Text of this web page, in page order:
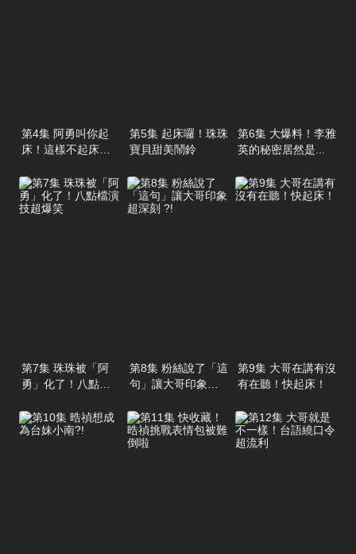
第4集 阿勇叫你起
床！這樣不起床也
第5集 起床囉！珠珠
寶貝甜美鬧鈴
第6集 大爆料！李雅
英的秘密居然是...
第7集 珠珠被「阿
勇」化了！八點檔
第8集 粉絲說了「這
句」讓大哥印象超
第9集 大哥在講有沒
有在聽！快起床！